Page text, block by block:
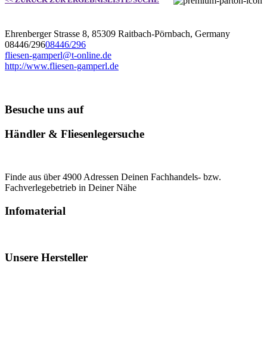
Ehrenberger Strasse 8, 85309 Raitbach-Pörnbach, Germany
08446/29608446/296
fliesen-gamperl@t-online.de
http://www.fliesen-gamperl.de
Besuche uns auf
Händler & Fliesenlegersuche
Finde aus über 4900 Adressen Deinen Fachhandels- bzw.
Fachverlegebetrieb in Deiner Nähe
Infomaterial
Unsere Hersteller